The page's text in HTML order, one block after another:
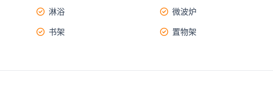
淋浴
微波炉
书架
置物架